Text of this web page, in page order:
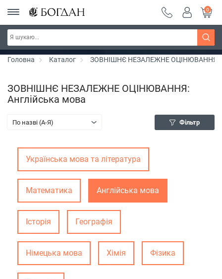
РОЗПРОДАЖ ~ 150 грн ~ 200 грн ~ 250 грн ~
300 грн ~ РОЗПРОДАЖ
Дізнатись більше
0
Головна Каталог ЗОВНІШНЄ НЕЗАЛЕЖНЕ ОЦІНЮВАННЯ
ЗОВНІШНЄ НЕЗАЛЕЖНЕ ОЦІНЮВАННЯ:
Англійська мова
По назві (A-Я) Фільтр
Українська мова та література
Математика Англійська мова
Історія Географія
Німецька мова Хімія Фізика